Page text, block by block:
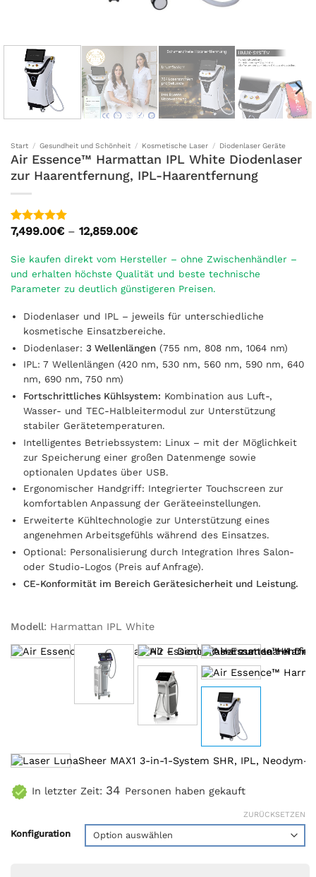
Start / Gesundheit und Schönheit / Kosmetische Laser / Diodenlaser Geräte
Air Essence™ Harmattan IPL White Diodenlaser
zur Haarentfernung, IPL-Haarentfernung
Bewertet
5, basierend
auf
14
Kundenbewertungen
7,499.00€ – 12,859.00€Preisspanne:
bis
12,859.00€
Sie kaufen direkt vom Hersteller – ohne Zwischenhändler –
und erhalten höchste Qualität und beste technische
Parameter zu deutlich günstigeren Preisen.
Diodenlaser und IPL – jeweils für unterschiedliche
kosmetische Einsatzbereiche.
Diodenlaser: 3 Wellenlängen(755 nm, 808 nm, 1064 nm)
IPL: 7 Wellenlängen (420 nm, 530 nm, 560 nm, 590 nm, 640
nm, 690 nm, 750 nm)
Fortschrittliches Kühlsystem: Kombination aus Luft-,
Wasser- und TEC-Halbleitermodul zur Unterstützung
stabiler Gerätetemperaturen.
Intelligentes Betriebssystem: Linux – mit der Möglichkeit
zur Speicherung einer großen Datenmenge sowie
optionalen Updates über USB.
Ergonomischer Handgriff: Integrierter Touchscreen zur
komfortablen Anpassung der Geräteeinstellungen.
Erweiterte Kühltechnologie zur Unterstützung eines
angenehmen Arbeitsgefühls während des Einsatzes.
Optional: Personalisierung durch Integration Ihres Salon-
oder Studio-Logos (Preis auf Anfrage).
CE-Konformität im Bereich Gerätesicherheit und Leistung.
Modell: Harmattan IPL White
In letzter Zeit: 34 Personen haben gekauft
Konfiguration
ZURÜCKSETZEN